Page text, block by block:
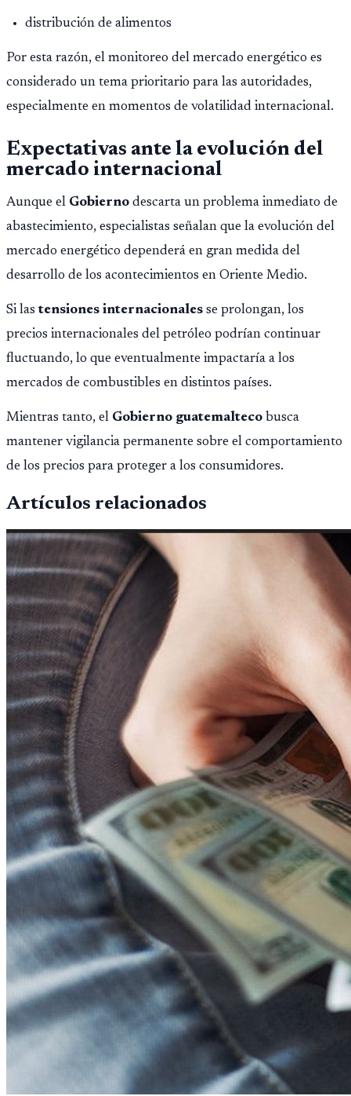
distribución de alimentos
Por esta razón, el monitoreo del mercado energético es
considerado un tema prioritario para las autoridades,
especialmente en momentos de volatilidad internacional.
Expectativas ante la evolución del
mercado internacional
Aunque el Gobierno descarta un problema inmediato de
abastecimiento, especialistas señalan que la evolución del
mercado energético dependerá en gran medida del
desarrollo de los acontecimientos en Oriente Medio.
Si lastensiones internacionales se prolongan, los
precios internacionales del petróleo podrían continuar
fluctuando, lo que eventualmente impactaría a los
mercados de combustibles en distintos países.
Mientras tanto, el Gobierno guatemalteco busca
mantener vigilancia permanente sobre el comportamiento
de los precios para proteger a los consumidores.
Artículos relacionados